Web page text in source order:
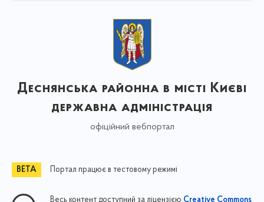
Деснянська районна в місті Києві
державна адміністрація
офіційний вебпортал
Портал працює в тестовому режимі
Весь контент доступний за ліцензією Creative Commons